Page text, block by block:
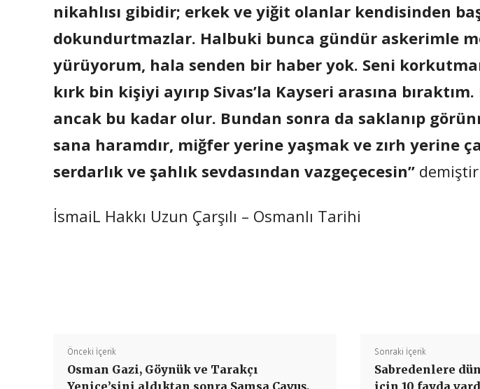
nikahlısı gibidir; erkek ve yiğit olanlar kendisinden
dokundurtmazlar. Halbuki bunca gündür askerimle
yürüyorum, hala senden bir haber yok. Seni
kırk bin kişiyi ayırıp Sivas’la Kayseri arasına
ancak bu kadar olur. Bundan sonra da saklanıp
sana haramdır, miğfer yerine yaşmak ve zırh yerine
serdarlık ve şahlık sevdasından vazgeçecesin”
İsmaiL Hakkı Uzun Çarşılı – Osmanlı Tarihi
Önceki İçerik
Osman Gazi, Göynük ve Tarakçı
Yenice’sini aldıktan sonra Samsa Çavuş,
Sonraki İçerik
Sabredenlere
için 10 fayda